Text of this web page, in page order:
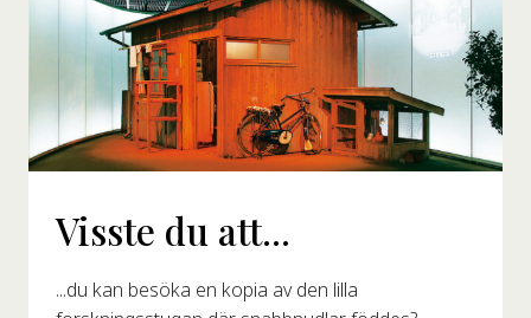
Visste du att...
...du kan besöka en kopia av den lilla